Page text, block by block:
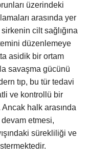
üzerindeki
arasında yer
cilt sağlığına
düzenlemeye
asidik bir ortam
savaşma gücünü
tıp, bu tür tedavi
ve kontrollü bir
halk arasında
etmesi,
sürekliliği ve